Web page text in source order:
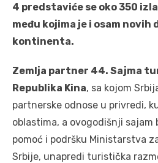
4 predstaviće se oko 350
među kojima je i osam novih
kontinenta.
Zemlja partner 44. Sajma
Republika Kina, sa kojom
partnerske odnose u privredi,
oblastima, a ovogodišnji sajam
pomoć i podršku Ministarstva
Srbije, unapredi turistička